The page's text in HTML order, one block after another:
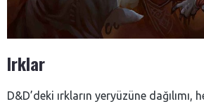
Irklar
D&D’deki ırkların yeryüzüne dağılımı,